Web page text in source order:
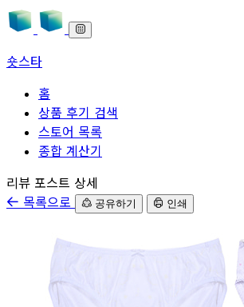
숏스타
홈
상품 후기 검색
스토어 목록
종합 계산기
본문으로 바로가기
리뷰 포스트 상세
목록으로
공유하기 인쇄